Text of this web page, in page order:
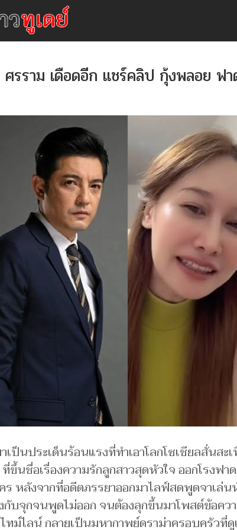
รราม เดือดอีก แชร์คลิป กุ้งพลอย ฟ
เป็นประเด็นร้อนแรงที่ทำเอาโลกโซเชียลสั่นส
ขึ้นชื่อเรื่องความรักลูกสาวสุดหัวใจ ออกโรงฟ
ร หลังจากที่อดีตภรรยาออกมาไลฟ์สดพูดจาเล่น
กับจุกจนพูดไม่ออก จนต้องลุกขึ้นมาโพสต์ข้อค
ทม์ไลน์ กลายเป็นมหากาพย์ดราม่าครอบครัวที่